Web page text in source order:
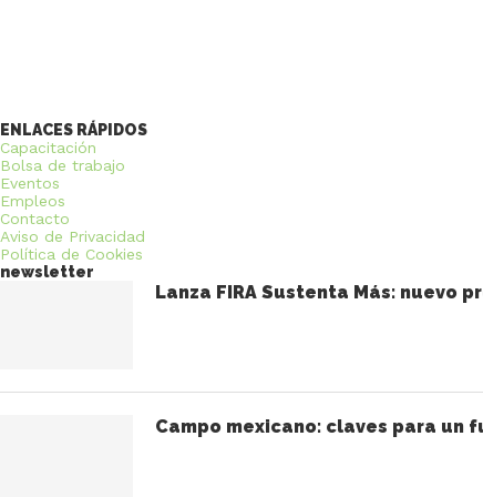
ENLACES RÁPIDOS
Capacitación
Bolsa de trabajo
Eventos
Empleos
Contacto
Aviso de Privacidad
Política de Cookies
newsletter
Lanza FIRA Sustenta Más: nuevo
Campo mexicano: claves para un